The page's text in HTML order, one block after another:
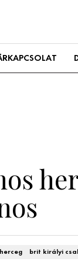
brit királyi